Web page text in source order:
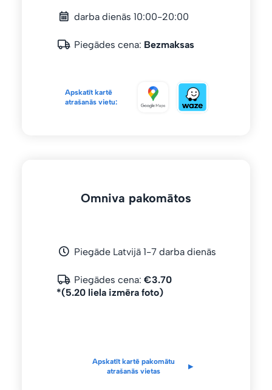
darba dienās 10:00-20:00
Piegādes cena: Bezmaksas
Apskatīt kartē
atrašanās vietu:
Omniva pakomātos
Piegāde Latvijā 1-7 darba dienās
Piegādes cena: €3.70
*(5.20 liela izmēra foto)
Apskatīt kartē pakomātu
atrašanās vietas
▸